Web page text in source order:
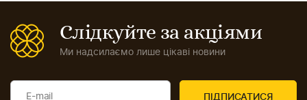
Слідкуйте за акціями
Ми надсилаємо лише цікаві новини